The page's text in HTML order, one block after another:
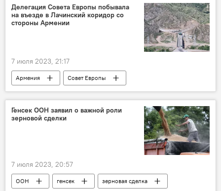
Делегация Совета Европы побывала
на въезде в Лачинский коридор со
стороны Армении
7 июля 2023, 21:17
Армения
Совет Европы
Лачинский коридор
Политика
Новости Армения
делегация
Генсек ООН заявил о важной роли
зерновой сделки
7 июля 2023, 20:57
ООН генсек
зерновая сделка